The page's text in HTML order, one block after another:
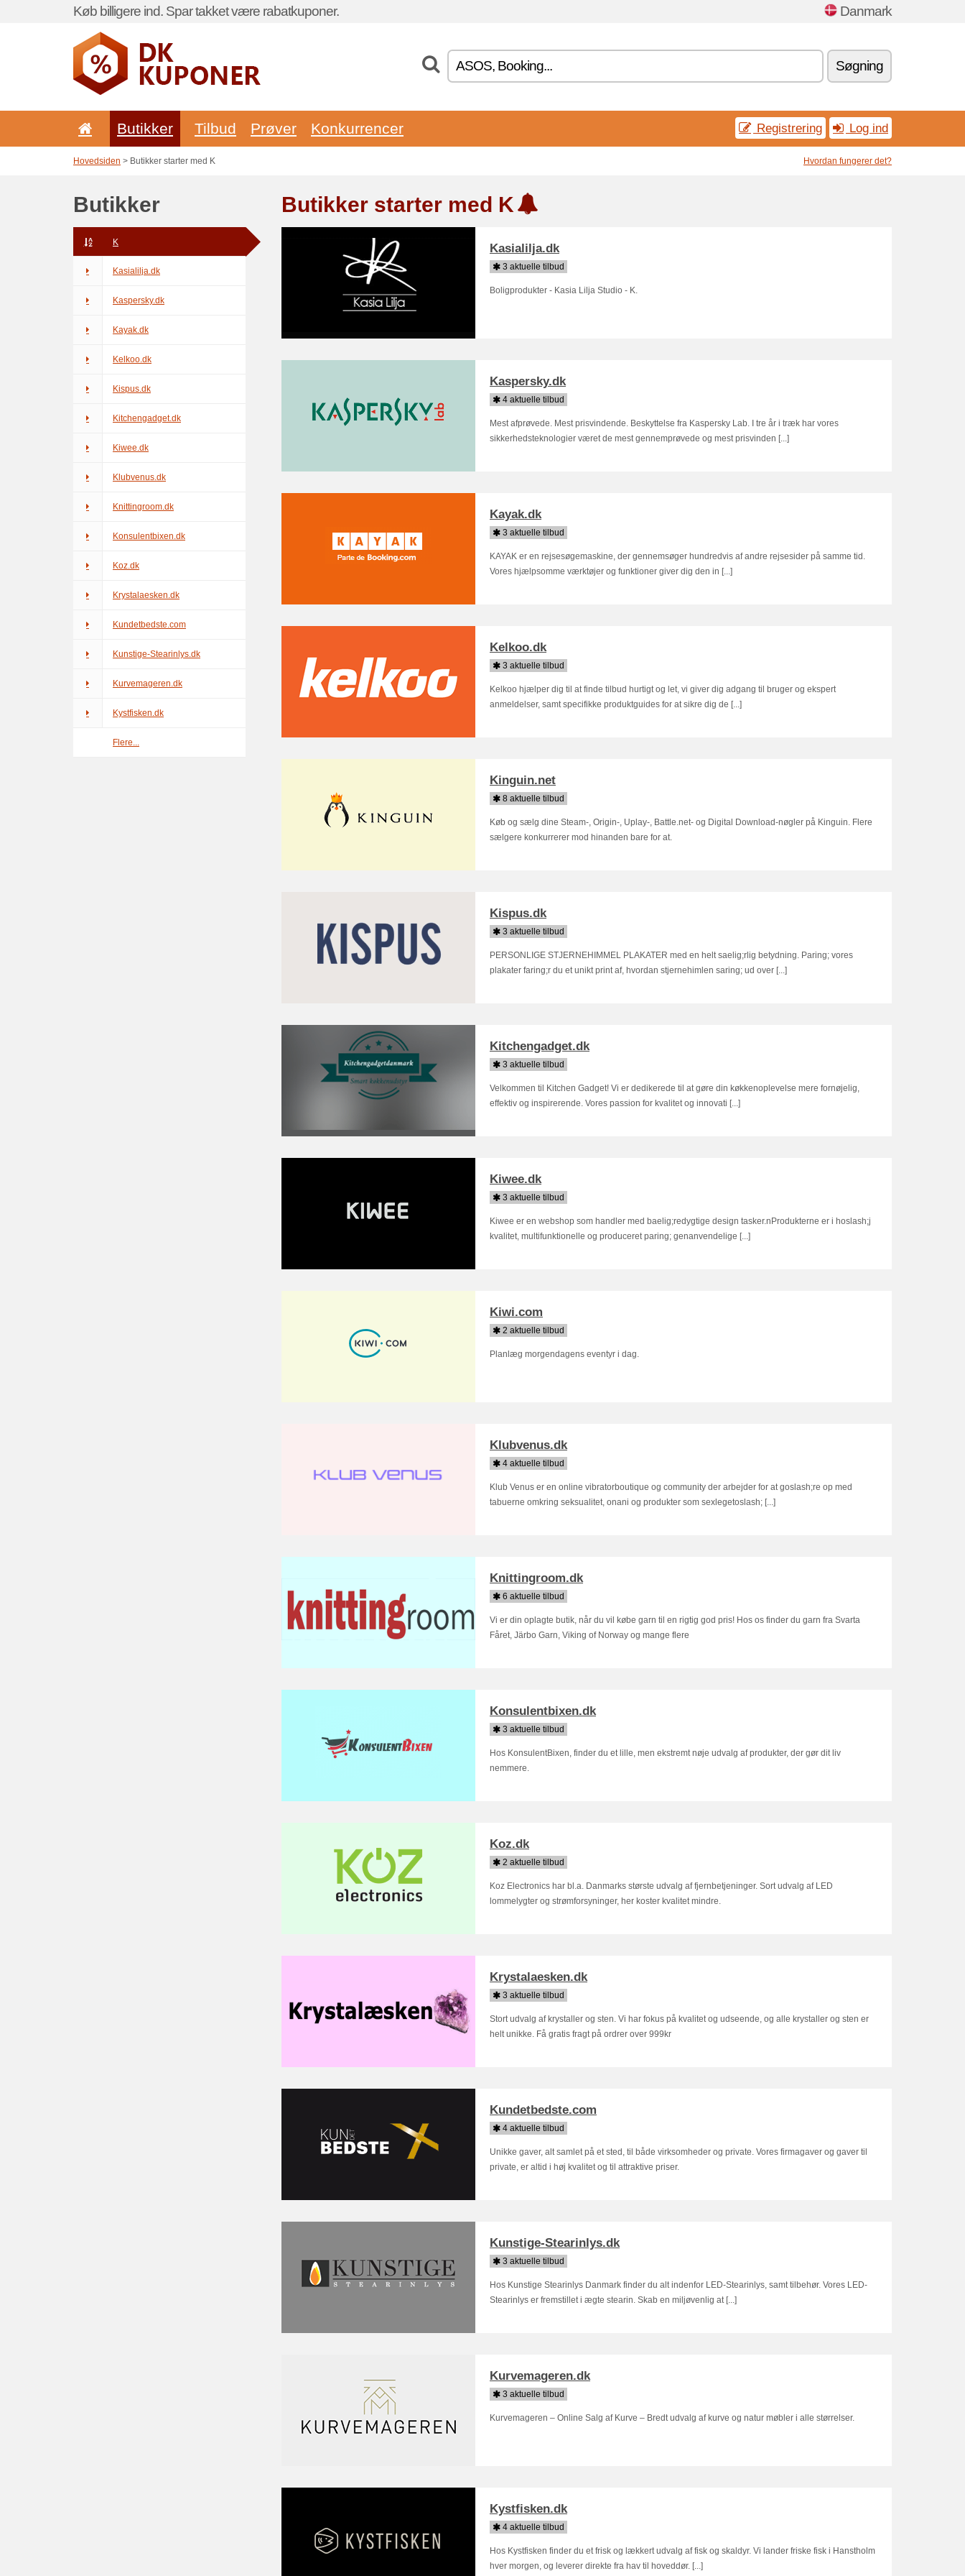
Køb billigere ind. Spar takket være rabatkuponer. Danmark
Søgning
Butikker Tilbud Prøver Konkurrencer Registrering Log ind
Hovedsiden > Butikker starter med K Hvordan fungerer det?
Butikker
K
Kasialilja.dk
Kaspersky.dk
Kayak.dk
Kelkoo.dk
Kispus.dk
Kitchengadget.dk
Kiwee.dk
Klubvenus.dk
Knittingroom.dk
Konsulentbixen.dk
Koz.dk
Krystalaesken.dk
Kundetbedste.com
Kunstige-Stearinlys.dk
Kurvemageren.dk
Kystfisken.dk
Flere...
Butikker starter med K
Kasialilja.dk
3 aktuelle tilbud
Boligprodukter - Kasia Lilja Studio - K.
Kaspersky.dk
4 aktuelle tilbud
Mest afprøvede. Mest prisvindende. Beskyttelse fra Kaspersky Lab. I tre år i træk har vores
sikkerhedsteknologier været de mest gennemprøvede og mest prisvinden [...]
Kayak.dk
3 aktuelle tilbud
KAYAK er en rejsesøgemaskine, der gennemsøger hundredvis af andre rejsesider på samme tid.
Vores hjælpsomme værktøjer og funktioner giver dig den in [...]
Kelkoo.dk
3 aktuelle tilbud
Kelkoo hjælper dig til at finde tilbud hurtigt og let, vi giver dig adgang til bruger og ekspert
anmeldelser, samt specifikke produktguides for at sikre dig de [...]
Kinguin.net
8 aktuelle tilbud
Køb og sælg dine Steam-, Origin-, Uplay-, Battle.net- og Digital Download-nøgler på Kinguin. Flere
sælgere konkurrerer mod hinanden bare for at.
Kispus.dk
3 aktuelle tilbud
PERSONLIGE STJERNEHIMMEL PLAKATER med en helt saelig;rlig betydning. Paring; vores
plakater faring;r du et unikt print af, hvordan stjernehimlen saring; ud over [...]
Kitchengadget.dk
3 aktuelle tilbud
Velkommen til Kitchen Gadget! Vi er dedikerede til at gøre din køkkenoplevelse mere fornøjelig,
effektiv og inspirerende. Vores passion for kvalitet og innovati [...]
Kiwee.dk
3 aktuelle tilbud
Kiwee er en webshop som handler med baelig;redygtige design tasker.nProdukterne er i hoslash;j
kvalitet, multifunktionelle og produceret paring; genanvendelige [...]
Kiwi.com
2 aktuelle tilbud
Planlæg morgendagens eventyr i dag.
Klubvenus.dk
4 aktuelle tilbud
Klub Venus er en online vibratorboutique og community der arbejder for at goslash;re op med
tabuerne omkring seksualitet, onani og produkter som sexlegetoslash; [...]
Knittingroom.dk
6 aktuelle tilbud
Vi er din oplagte butik, når du vil købe garn til en rigtig god pris! Hos os finder du garn fra Svarta
Fåret, Järbo Garn, Viking of Norway og mange flere
Konsulentbixen.dk
3 aktuelle tilbud
Hos KonsulentBixen, finder du et lille, men ekstremt nøje udvalg af produkter, der gør dit liv
nemmere.
Koz.dk
2 aktuelle tilbud
Koz Electronics har bl.a. Danmarks største udvalg af fjernbetjeninger. Sort udvalg af LED
lommelygter og strømforsyninger, her koster kvalitet mindre.
Krystalaesken.dk
3 aktuelle tilbud
Stort udvalg af krystaller og sten. Vi har fokus på kvalitet og udseende, og alle krystaller og sten er
helt unikke. Få gratis fragt på ordrer over 999kr
Kundetbedste.com
4 aktuelle tilbud
Unikke gaver, alt samlet på et sted, til både virksomheder og private. Vores firmagaver og gaver til
private, er altid i høj kvalitet og til attraktive priser.
Kunstige-Stearinlys.dk
3 aktuelle tilbud
Hos Kunstige Stearinlys Danmark finder du alt indenfor LED-Stearinlys, samt tilbehør. Vores LED-
Stearinlys er fremstillet i ægte stearin. Skab en miljøvenlig at [...]
Kurvemageren.dk
3 aktuelle tilbud
Kurvemageren – Online Salg af Kurve – Bredt udvalg af kurve og natur møbler i alle størrelser.
Kystfisken.dk
4 aktuelle tilbud
Hos Kystfisken finder du et frisk og lækkert udvalg af fisk og skaldyr. Vi lander friske fisk i Hanstholm
hver morgen, og leverer direkte fra hav til hoveddør. [...]